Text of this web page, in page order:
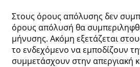
Στους όρους απόλυσης δεν
όρους απόλυσή θα
μήνυσης. Ακόμη εξετάζεται
το ενδεχόμενο να εμποδίζουν
συμμετάσχουν στην απεργιακή